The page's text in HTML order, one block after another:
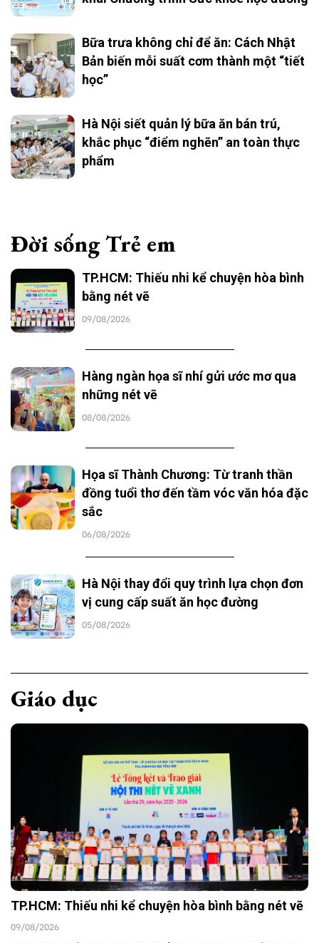
Bữa trưa không chỉ để ăn: Cách Nhật
Bản biến mỗi suất cơm thành một “tiết
học”
Hà Nội siết quản lý bữa ăn bán trú,
khắc phục “điểm nghẽn” an toàn thực
phẩm
Đời sống Trẻ em
TP.HCM: Thiếu nhi kể chuyện hòa bình
bằng nét vẽ
09/08/2026
Hàng ngàn họa sĩ nhí gửi ước mơ qua
những nét vẽ
08/08/2026
Họa sĩ Thành Chương: Từ tranh thần
đồng tuổi thơ đến tầm vóc văn hóa đặc
sắc
06/08/2026
Hà Nội thay đổi quy trình lựa chọn đơn
vị cung cấp suất ăn học đường
05/08/2026
Giáo dục
TP.HCM: Thiếu nhi kể chuyện hòa bình bằng nét vẽ
09/08/2026